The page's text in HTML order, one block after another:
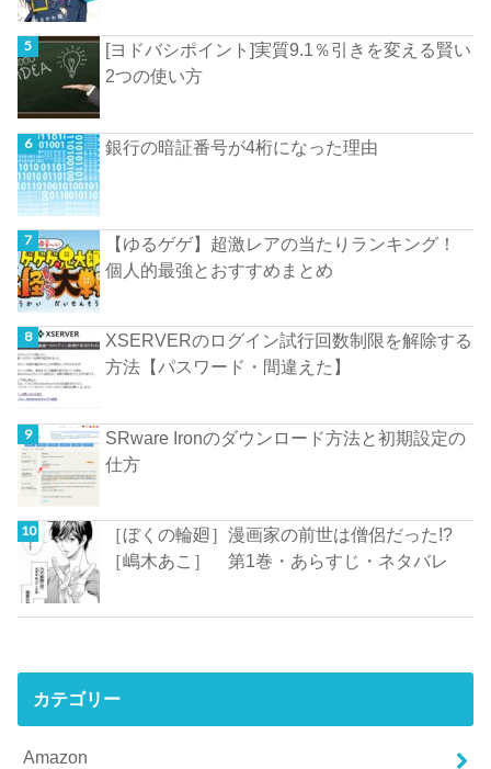
[ヨドバシポイント]実質9.1％引きを変える賢い
2つの使い方
銀行の暗証番号が4桁になった理由
【ゆるゲゲ】超激レアの当たりランキング！
個人的最強とおすすめまとめ
XSERVERのログイン試行回数制限を解除する
方法【パスワード・間違えた】
SRware Ironのダウンロード方法と初期設定の
仕方
［ぼくの輪廻］漫画家の前世は僧侶だった!?
［嶋木あこ］ 第1巻・あらすじ・ネタバレ
カテゴリー
Amazon